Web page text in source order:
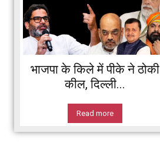
भाजपा के किले में पीके ने ठोकी
कील, दिल्ली...
Read more